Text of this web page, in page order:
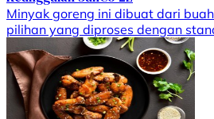
Minyak goreng ini dibuat dari
pilihan yang diproses dengan